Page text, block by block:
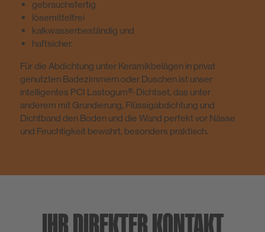
gebrauchsfertig
lösemittelfrei
kalkwasserbeständig und
haftsicher.
Für die Abdichtung unter Keramikbelägen in privat
genutzten Badezimmern oder Duschen ist unser
intelligentes PCI Lastogum®-Dichtset, das unter
anderem mit Grundierung, Flüssigabdichtung und
Dichtband den Boden und die Wand perfekt vor Nässe
und Feuchtigkeit bewahrt, besonders praktisch.
IHR DIREKTER KONTAKT